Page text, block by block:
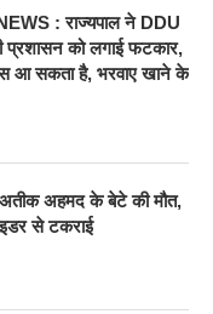
: राज्यपाल ने DDU
प्रशासन को लगाई फटकार,
आ सकता है, भरवाए खाने के
अहमद के बेटे की मौत,
से टकराई